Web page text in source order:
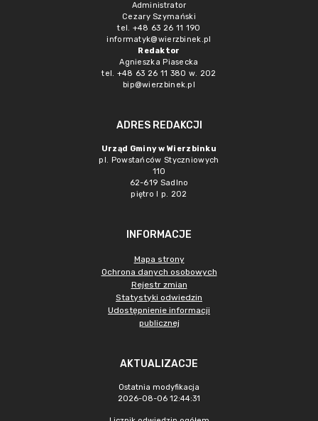
Administrator
Cezary Szymański
tel. +48 63 26 11 190
informatyk@wierzbinek.pl
Redaktor
Agnieszka Piasecka
tel. +48 63 26 11 380 w. 202
bip@wierzbinek.pl
ADRES REDAKCJI
Urząd Gminy w Wierzbinku
pl. Powstańców Styczniowych
110
62-619 Sadlno
piętro I p. 202
INFORMACJE
Mapa strony
Ochrona danych osobowych
Rejestr zmian
Statystyki odwiedzin
Udostępnienie informacji
publicznej
AKTUALIZACJE
Ostatnia modyfikacja
2026-08-06 12:44:31